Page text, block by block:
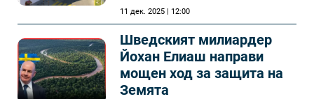
11 дек. 2025 | 12:00
Шведският милиардер
Йохан Елиаш направи
мощен ход за защита на
Земята